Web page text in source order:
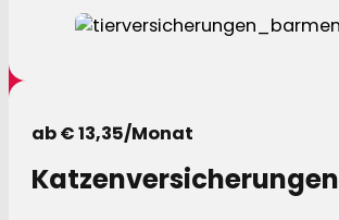
ab € 13,35/Monat
Katzenversicherungen